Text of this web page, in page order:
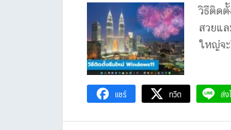
วิธีติด
สวยแ
ใหญ่จ
แชร์ ทวีต ส่ง